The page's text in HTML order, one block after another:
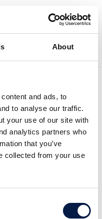
About
and ads, to
to analyse our traffic.
your use of our site with
analytics partners who
that you’ve
collected from your use
2017
högre än väntat
resultatet